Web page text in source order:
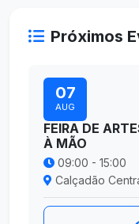
Próximos
07
AUG
FEIRA DE
À MÃO
09:00 - 15:00
Calçadão